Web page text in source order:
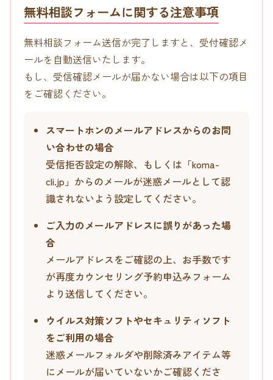
無料相談フォームに関する注意事項
無料相談フォーム送信が完了しますと、受付確認メ
ールを自動送信いたします。
もし、受信確認メールが届かない場合は以下の項目
をご確認ください。
スマートホンのメールアドレスからのお問
い合わせの場合
受信拒否設定の解除、もしくは「koma-
cli.jp」からのメールが迷惑メールとして認
識されないよう設定してください。
ご入力のメールアドレスに誤りがあった場
合
メールアドレスをご確認の上、お手数です
が再度カウンセリング予約申込みフォーム
より送信してください。
ウイルス対策ソフトやセキュリティソフト
をご利用の場合
迷惑メールフォルダや削除済みアイテム等
にメールが届いていないかご確認くださ